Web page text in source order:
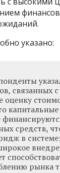
указано:
связанных
оценку
средств,
в
рынка